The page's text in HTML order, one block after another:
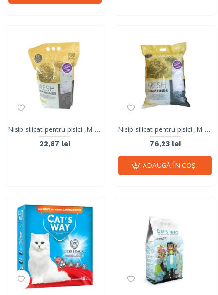
Nisip silicat pentru pisici ,M-PETS, FRESH DIAMONDS SILICAT, Lavanda, 5L
22,87 lei
Nisip silicat pentru pisici ,M-PETS, FRESH DIAMONDS SILICAT, Lavanda, 15L
76,23 lei
ADAUGĂ ÎN COŞ